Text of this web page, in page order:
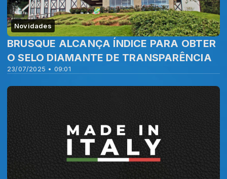
Novidades
23/07/2025 • 09:01
BRUSQUE ALCANÇA ÍNDICE PARA OBTER
O SELO DIAMANTE DE TRANSPARÊNCIA